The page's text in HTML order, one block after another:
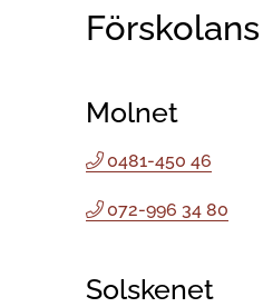
Molnet
0481-450 46
072-996 34 80
Solskenet